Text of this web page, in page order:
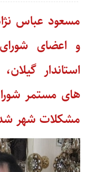
مسعود عباس
و اعضای
استاندار
های مستمر شورا
مشکلات شهر شد